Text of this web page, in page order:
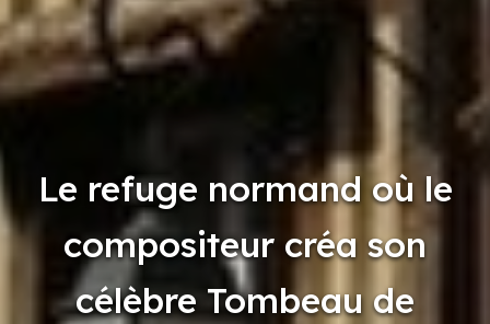
Le refuge normand où le
compositeur créa son
célèbre Tombeau de